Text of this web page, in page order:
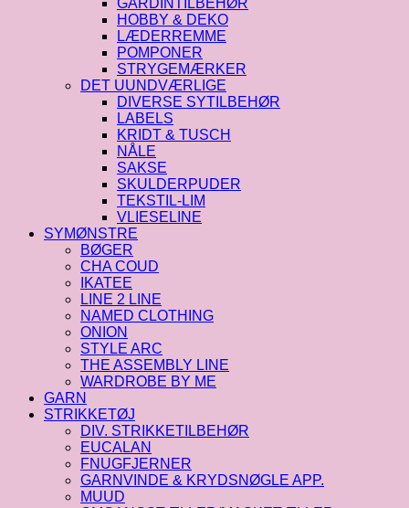
HOBBY & DEKO
LÆDERREMME
POMPONER
STRYGEMÆRKER
DET UUNDVÆRLIGE
DIVERSE SYTILBEHØR
LABELS
KRIDT & TUSCH
NÅLE
SAKSE
SKULDERPUDER
TEKSTIL-LIM
VLIESELINE
SYMØNSTRE
BØGER
CHA COUD
IKATEE
LINE 2 LINE
NAMED CLOTHING
ONION
STYLE ARC
THE ASSEMBLY LINE
WARDROBE BY ME
GARN
STRIKKETØJ
DIV. STRIKKETILBEHØR
EUCALAN
FNUGFJERNER
GARNVINDE & KRYDSNØGLE APP.
MUUD